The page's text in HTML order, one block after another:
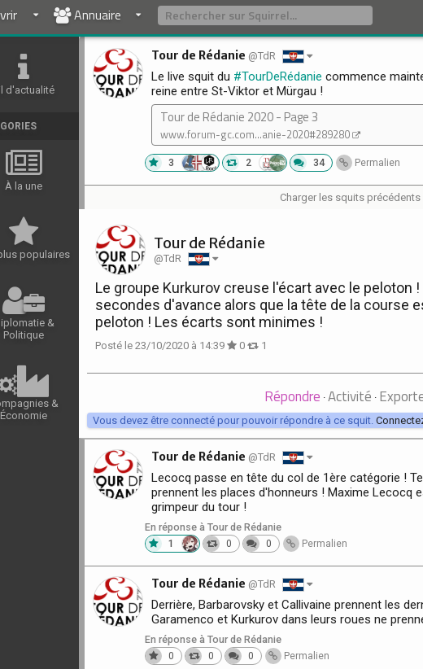
Annuaire
d'actualité
À la une
populaires
&
Politique
&
Économie
Tour de Rédanie @TdR
Le live squit du #TourDeRédanie commence
reine entre St-Viktor et Mürgau !
Tour de Rédanie 2020 - Page 3
www.forum-gc.com...anie-2020#289280
3 2 34 Permalien
Charger les squits précédents
Tour de Rédanie
@TdR
Le groupe Kurkurov creuse l'écart avec le peloton
secondes d'avance alors que la tête de la course
peloton ! Les écarts sont minimes !
Posté le 23/10/2020 à 14:39 0 1
Répondre · Activité ·
Vous devez être connecté pour pouvoir répondre à ce squit.
Tour de Rédanie @TdR
Lecocq passe en tête du col de 1ère catégorie !
prennent les places d'honneurs ! Maxime Lecocq
grimpeur du tour !
En réponse à Tour de Rédanie
1
0 0 Permalien
Tour de Rédanie @TdR
Derrière, Barbarovsky et Callivaine prennent les
Garamenco et Kurkurov dans leurs roues ne
En réponse à Tour de Rédanie
0
0 0 Permalien